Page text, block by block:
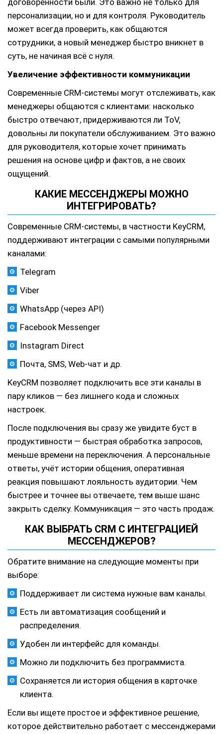
договорённости были. Это важно не только для
персонализации, но и для контроля. Руководитель
может всегда проверить, как общаются
сотрудники, а новый менеджер быстро вникнет в
суть, не начиная всё с нуля.
Увеличение эффективности коммуникации
Современные CRM-системы могут отслеживать, как
менеджеры общаются с клиентами: насколько
быстро отвечают, придерживаются ли ToV,
довольны ли покупатели обслуживанием. Это важно
для руководителя, которые хочет принимать
решения на основе цифр и фактов, а не своих
ощущений.
КАКИЕ МЕССЕНДЖЕРЫ МОЖНО
ИНТЕГРИРОВАТЬ?
Современные CRM-системы, в частности KeyCRM,
поддерживают интеграции с самыми популярными
каналами:
Telegram
Viber
WhatsApp (через API)
Facebook Messenger
Instagram Direct
Почта, SMS, Web-чат и др.
KeyCRM позволяет подключить все эти каналы в
пару кликов — без лишнего кода и сложных
настроек.
После подключения вы сразу же увидите буст в
продуктивности — быстрая обработка запросов,
меньше времени на переключения. А персональные
ответы, учёт истории общения, оперативная
реакция повышают лояльность аудитории. Чем
быстрее и точнее вы отвечаете, тем выше шанс
закрыть сделку. Коммуникация — это часть продаж.
КАК ВЫБРАТЬ CRM С ИНТЕГРАЦИЕЙ
МЕССЕНДЖЕРОВ?
Обратите внимание на следующие моменты при
выборе:
Поддерживает ли система нужные вам каналы.
Есть ли автоматизация сообщений и
распределения.
Удобен ли интерфейс для команды.
Можно ли подключить без программиста.
Сохраняется ли история общения в карточке
клиента.
Если вы ищете простое и эффективное решение,
которое действительно работает с мессенджерами